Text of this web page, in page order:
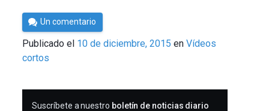
Por
César
Tomé
Un comentario
Publicado el 10 de diciembre, 2015 enVídeos
cortos
SUSCRIBIRME
Suscríbete a nuestro boletín de noticias diario